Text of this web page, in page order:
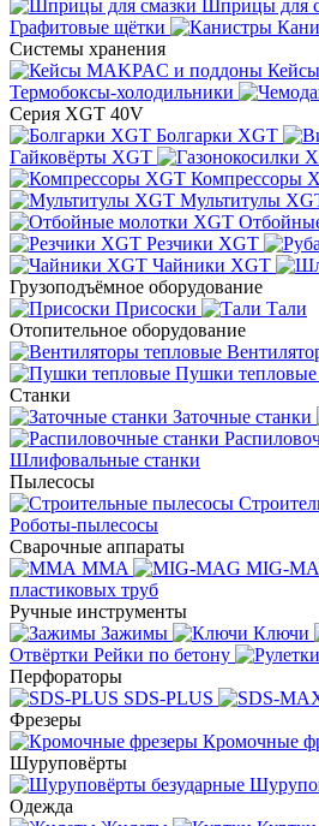
Шприцы для
Графитовые щётки
Системы хранения
Термобоксы-холодильники
Серия XGT 40V
Болгарки XGT
Гайковёрты XGT
Компрессоры
Мультитулы
Резчики XGT
Чайники XGT
Грузоподъёмное оборудование
Присоски
Тали
Отопительное оборудование
Пушки тепловые
Станки
Заточные станки
Шлифовальные станки
Пылесосы
Роботы-пылесосы
Сварочные аппараты
MMA
MIG-
пластиковых труб
Ручные инструменты
Зажимы
Ключи
Отвёртки Рейки по бетону
Перфораторы
SDS-PLUS
Фрезеры
Кромочные
Шуруповёрты
Одежда